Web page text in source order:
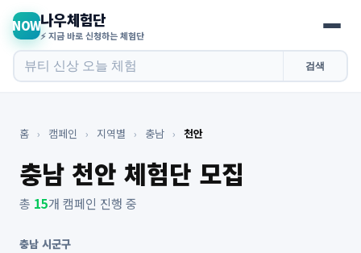
NOW나우체험단
⚡ 지금 바로 신청하는 체험단
검색
홈 › 캠페인 › 지역별 › 충남 › 천안
충남 천안 체험단 모집
총 15개 캠페인 진행 중
충남 시군구